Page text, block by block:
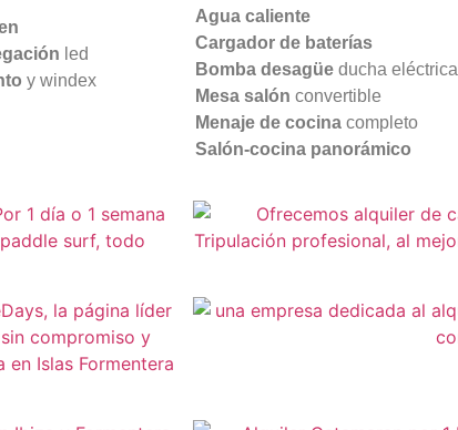
led
y windex
Agua caliente
Cargador de baterías
Bomba desagüe ducha eléctrica
Mesa salón convertible
Menaje de cocina completo
Salón-cocina panorámico